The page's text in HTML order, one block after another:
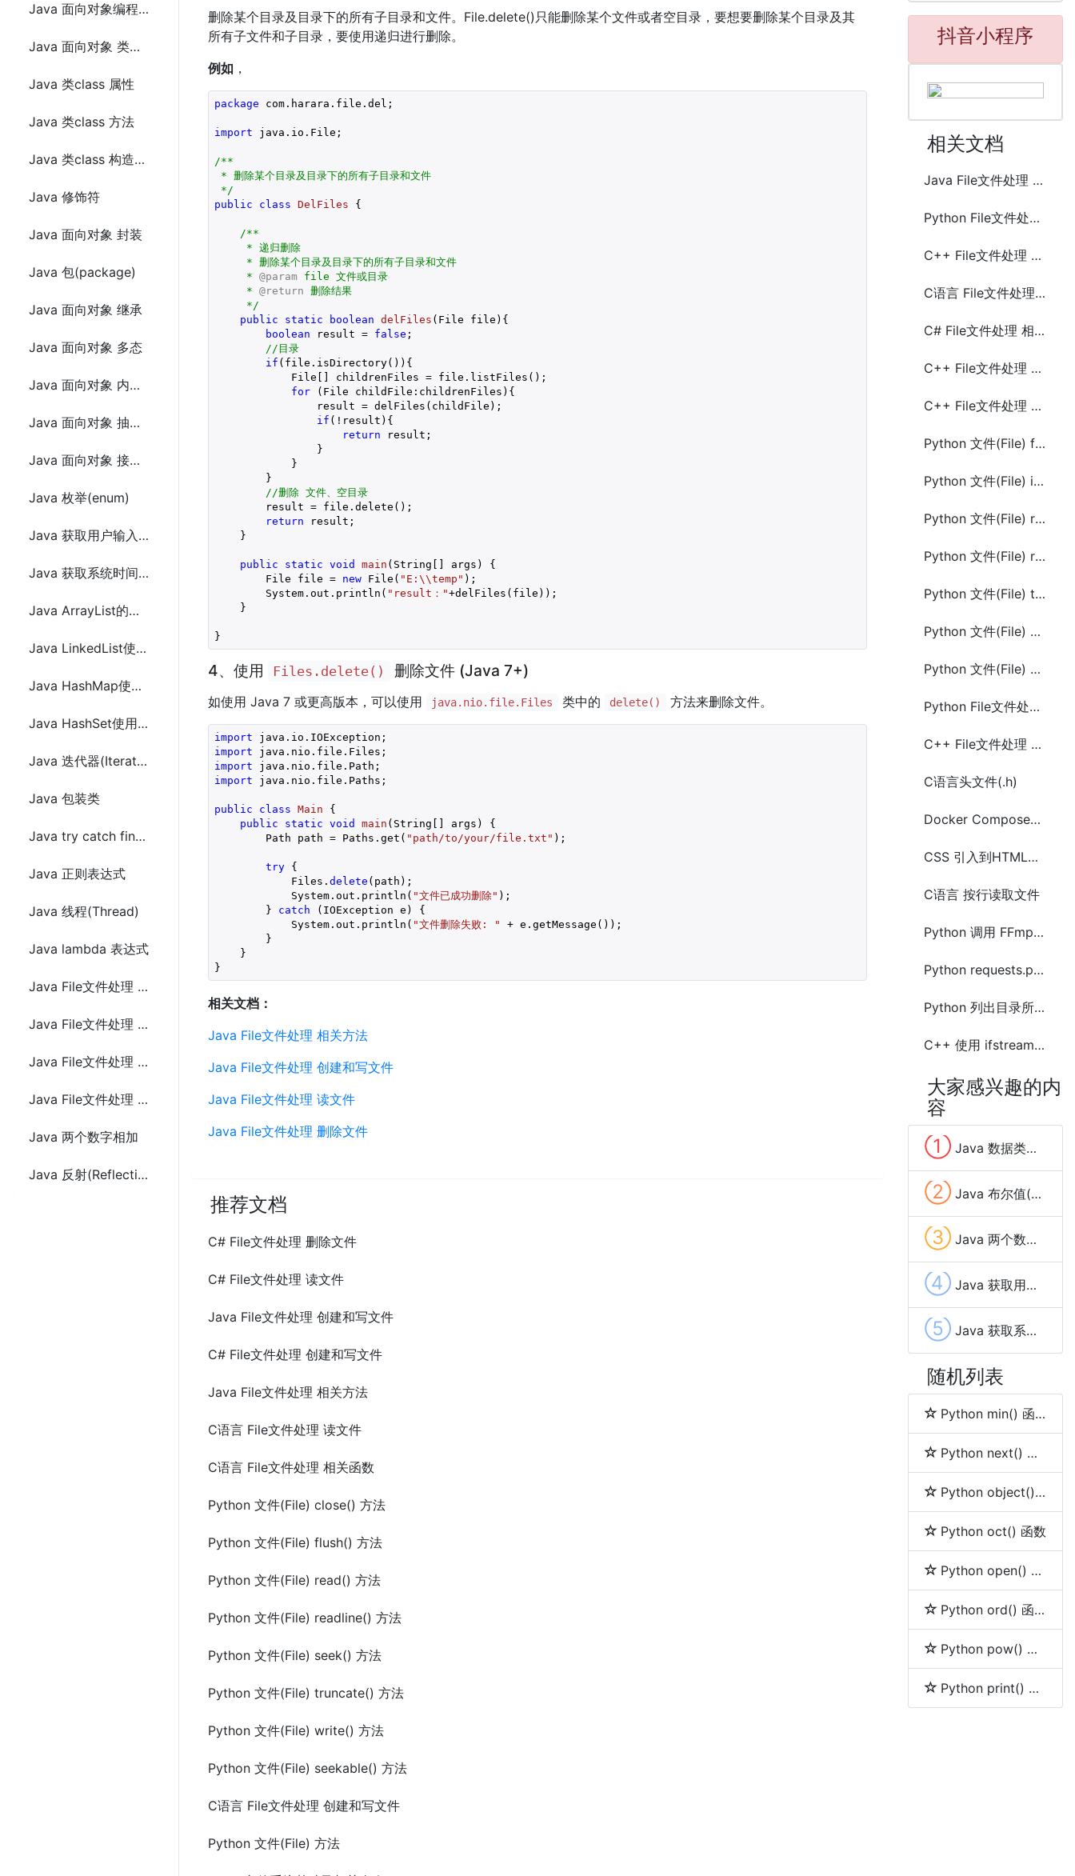
Java 面向对象编程(OOP)
Java 面向对象 类和对象的声明及使用
Java 类class 属性
Java 类class 方法
Java 类class 构造函数
Java 修饰符
Java 面向对象 封装
Java 包(package)
Java 面向对象 继承
Java 面向对象 多态
Java 面向对象 内部类
Java 面向对象 抽象类和抽象方法
Java 面向对象 接口(interface)
Java 枚举(enum)
Java 获取用户输入(Scanner)
Java 获取系统时间和日期
Java ArrayList的使用方法教程及示例代码
Java LinkedList使用方法教程及示例代码
Java HashMap使用方法教程及示例代码
Java HashSet使用方法教程及示例代码
Java 迭代器(Iterator)
Java 包装类
Java try catch finally异常处理(Exception)
Java 正则表达式
Java 线程(Thread)
Java lambda 表达式
Java File文件处理 相关方法
Java File文件处理 创建和写文件
Java File文件处理 读文件
Java File文件处理 删除文件
Java 两个数字相加
Java 反射(Reflection)
删除某个目录及目录下的所有子目录和文件。File.delete()只能删除某个文件或者空目录，要想要删除某个目录及其
所有子文件和子目录，要使用递归进行删除。
例如 ，
package com.harara.file.del;
import java.io.File;
/**
* 删除某个目录及目录下的所有子目录和文件
*/
public
class DelFiles {
/**
     * 递归删除
     * 删除某个目录及目录下的所有子目录和文件
     *
@param file 文件或目录
     *
@return 删除结果
     */
public
static boolean delFiles (File file) {
boolean result = false ;
//目录
if (file.isDirectory()){
            File[] childrenFiles = file.listFiles();
for (File childFile:childrenFiles){
                result = delFiles(childFile);
if (!result){
return result;
                }
            }
        }
//删除 文件、空目录
        result = file.delete();
return result;
    }
public static void main (String[] args)
{
        File file =
new File( "E:\\temp" );
        System.out.println(
"result："+delFiles(file));
    }
}
4、使用 Files.delete() 删除文件 (Java 7+)
如使用 Java 7 或更高版本，可以使用 java.nio.file.Files 类中的 delete() 方法来删除文件。
import
import
import
import java.nio.file.Paths;
public class Main {
public
static void main (String[] args)
{
        Path path = Paths.get(
"path/to/your/file.txt" );
try {
            Files.
delete (path);
            System.out.println(
"文件已成功删除" );
        }
catch (IOException e) {
            System.out.println(
"文件删除失败: " + e.getMessage());
        }
    }
}
相关文档：
Java File文件处理 相关方法
Java File文件处理 创建和写文件
Java File文件处理 读文件
Java File文件处理 删除文件
推荐文档
C# File文件处理 删除文件
C# File文件处理 读文件
Java File文件处理 创建和写文件
C# File文件处理 创建和写文件
Java File文件处理 相关方法
C语言 File文件处理 读文件
C语言 File文件处理 相关函数
Python 文件(File) close() 方法
Python 文件(File) flush() 方法
Python 文件(File) read() 方法
Python 文件(File) readline() 方法
Python 文件(File) seek() 方法
Python 文件(File) truncate() 方法
Python 文件(File) write() 方法
Python 文件(File) seekable() 方法
C语言 File文件处理 创建和写文件
Python 文件(File) 方法
抖音小程序
相关文档
Java File文件处理 读文件
Python File文件处理 删除文件(remove)
C++ File文件处理 读文件
C语言 File文件处理 删除文件
C# File文件处理 相关方法
C++ File文件处理 创建和写文件
C++ File文件处理 相关函数方法
Python 文件(File) fileno() 方法
Python 文件(File) isatty() 方法
Python 文件(File) readable() 方法
Python 文件(File) readlines() 方法
Python 文件(File) tell() 方法
Python 文件(File) writable() 方法
Python 文件(File) writelines() 方法
Python File文件处理 创建/写入文件(write)
C++ File文件处理 删除文件和文件夹目录
C语言头文件(.h)
Docker Compose中.yml模板文件
CSS 引入到HTML文件
C语言 按行读取文件
Python 调用 FFmpeg 处理合并视频文件
Python requests.post 上传文件
Python 列出目录所有文件及文件夹的方法及示例代码
C++ 使用 ifstream 按行读取文件
大家感兴趣的内
容
① Java 数据类型转换(Casting)
② Java 布尔值(Boolean)
③ Java 两个数字相加
④ Java 获取用户输入(Scanner)
⑤ Java 获取系统时间和日期
随机列表
Python min() 函数
Python next() 函数
Python object() 函数
Python oct() 函数
Python open() 函数
Python ord() 函数
Python pow() 函数
Python print() 函数